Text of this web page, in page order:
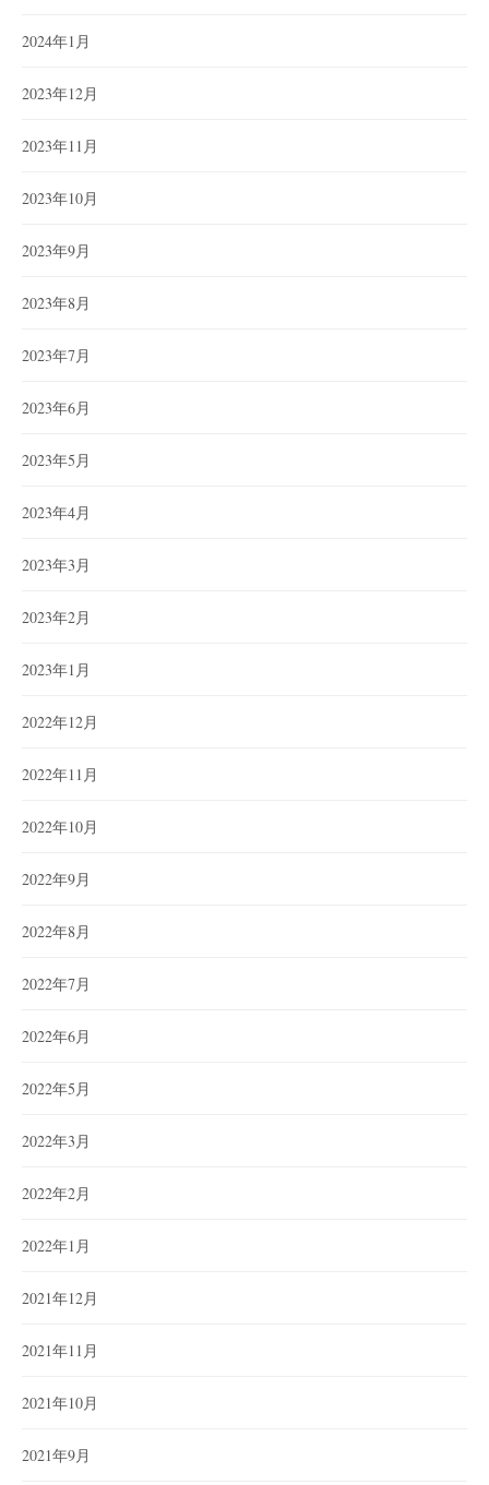
2024年1月
2023年12月
2023年11月
2023年10月
2023年9月
2023年8月
2023年7月
2023年6月
2023年5月
2023年4月
2023年3月
2023年2月
2023年1月
2022年12月
2022年11月
2022年10月
2022年9月
2022年8月
2022年7月
2022年6月
2022年5月
2022年3月
2022年2月
2022年1月
2021年12月
2021年11月
2021年10月
2021年9月